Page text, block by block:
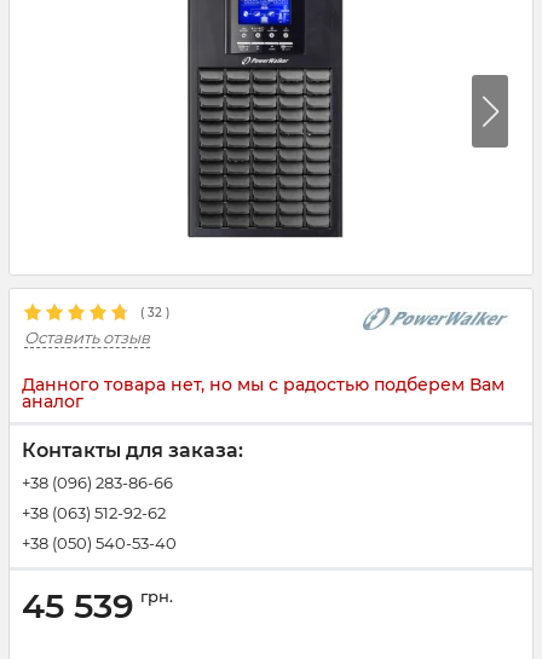
( 32 )
Оставить отзыв
Данного товара нет, но мы с радостью подберем Вам
аналог
Контакты для заказа:
+38 (096) 283-86-66
+38 (063) 512-92-62
+38 (050) 540-53-40
45 539 грн.